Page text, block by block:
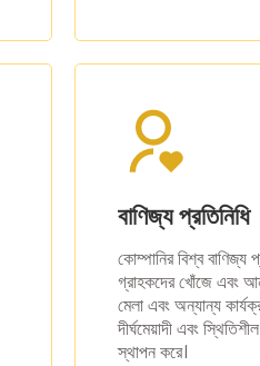
বাণিজ্য প্রতিনিধি
কোম্পানির বিশ্ব বাণিজ্য
গ্রাহকদের খোঁজে এবং
মেলা এবং অন্যান্য
দীর্ঘমেয়াদী এবং
স্থাপন করে।